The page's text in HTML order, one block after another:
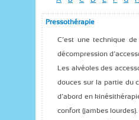
Pressothérapie
C’est une technique
décompression
Les alvéoles des
douces sur la partie du
d’abord en
confort (jambes lourdes).